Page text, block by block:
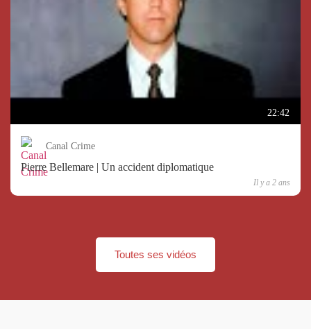
22:42
Canal Crime
Pierre Bellemare | Un accident diplomatique
Il y a 2 ans
Toutes ses vidéos